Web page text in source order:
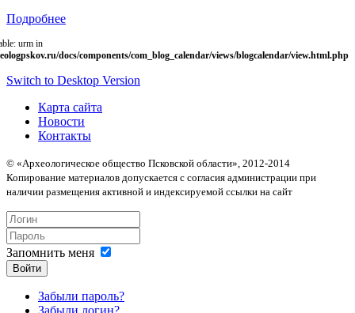
Подробнее
urm in
docs/components/com_blog_calendar/views/blogcalendar/view.html.php
Switch to Desktop Version
Карта сайта
Новости
Контакты
© «Археологическое общество Псковской области», 2012-2014
Копирование материалов допускается с согласия администрации при
наличии размещения активной и индексируемой ссылки на сайт
Запомнить меня
Войти
Забыли пароль?